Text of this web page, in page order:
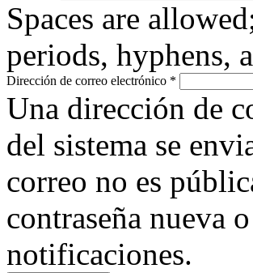
Spaces are
periods, hyphens,
Dirección de correo electrónico *
Una dirección de
del sistema se
correo no es
contraseña nueva
notificaciones.